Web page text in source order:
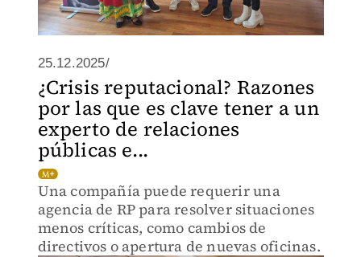
25.12.2025/
¿Crisis reputacional? Razones
por las que es clave tener a un
experto de relaciones
públicas e...
Una compañía puede requerir una
agencia de RP para resolver situaciones
menos críticas, como cambios de
directivos o apertura de nuevas oficinas.